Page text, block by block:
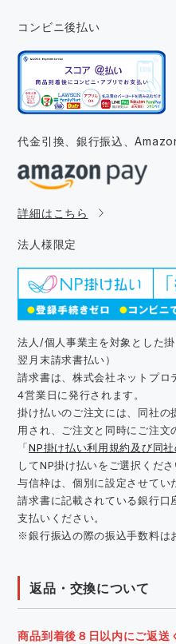
コンビニ後払い
代金引換、銀行振込、
詳細はこちら
法人様限定
法人/個人事業主を対象とした
翌月末請求書払い）
請求書は、株式会社ネットプロ
4営業日に発行されます。
掛け払いのご注文には、同社の
用され、ご注文と同時にご注文
「NP掛け払い利用規約及び同
してNP掛け払いをご選択くださ
与信枠は、個別に設定させてい
請求書に記載されている銀行口
支払いください。
※銀行振込の際の振込手数料は
返品・交換について
商品到着後８日以内にご返送